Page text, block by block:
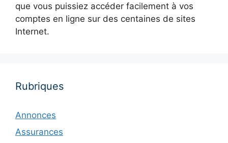
que vous puissiez accéder facilement à vos
comptes en ligne sur des centaines de sites
Internet.
Rubriques
Annonces
Assurances